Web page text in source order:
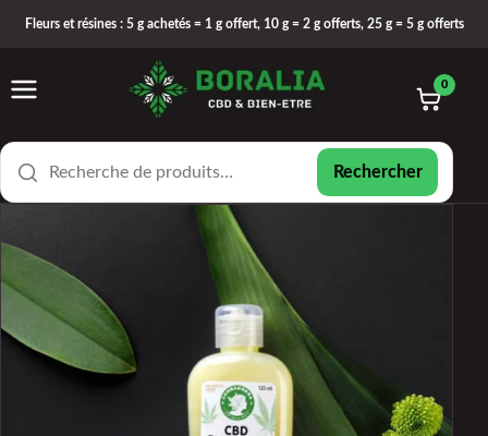
Fleurs et résines : 5 g achetés = 1 g offert, 10 g = 2 g offerts, 25 g = 5 g offerts
Rechercher
0